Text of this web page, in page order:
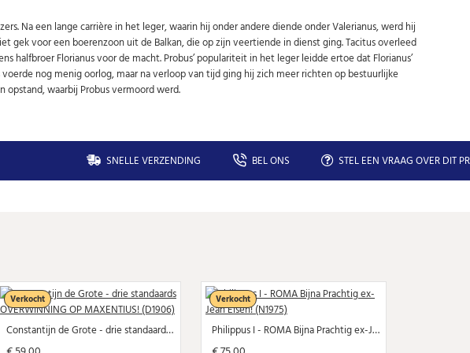
Na een lange carrière in het leger, waarin hij onder andere diende onder Valerianus, werd hij
gek voor een boerenzoon uit de Balkan, die op zijn veertiende in dienst ging. Tacitus overleed
halfbroer Florianus voor de macht. Probus’ populariteit in het leger leidde ertoe dat Florianus’
nog menig oorlog, maar na verloop van tijd ging hij zich meer richten op bestuurlijke
waarbij Probus vermoord werd.
SNELLE VERZENDING BEL ONS STEL EEN VRAAG OVER DIT
Verkocht
Constantijn de Grote - drie standaards OVERWINNING OP MAXENTIUS! (D1906)
Verkocht
Philippus I - ROMA Bijna Prachtig ex-Jean Elsen! (N1975)